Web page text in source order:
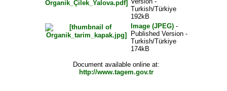
Turkish/Türkiye
192kB
Image (JPEG)-
Published Version -
Turkish/Türkiye
174kB
Document available online at:
http://www.tagem.gov.tr